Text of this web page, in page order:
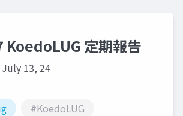
KoedoLUG 定期報告
July 13, 24
#KoedoLUG